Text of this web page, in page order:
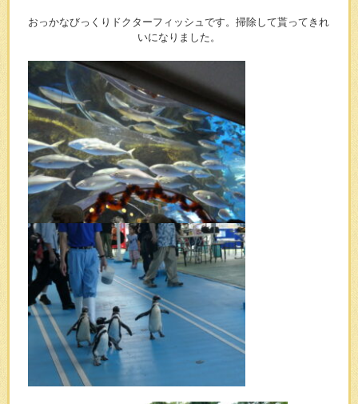
おっかなびっくりドクターフィッシュです。掃除して貰ってきれ
いになりました。